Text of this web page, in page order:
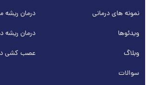
نمونه های درمانی
ویدئوها
وبلاگ
سوالات
درمان ریشه
درمان ریشه
عصب کشی